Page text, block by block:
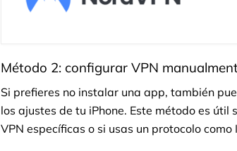
Método 2: configurar VPN
Si prefieres no instalar una app, también
los ajustes de tu iPhone. Este método es
VPN específicas o si usas un protocolo como